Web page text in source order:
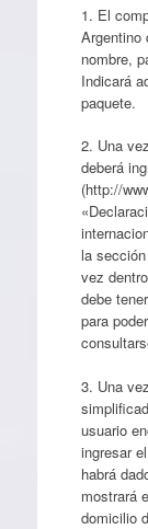
1. El
Argentino
nombre,
Indicará
paquete.
2. Una
deberá
(http://
la
vez
debe
para
3. Una
usuario
ingresar
habrá
mostrará
domicilio